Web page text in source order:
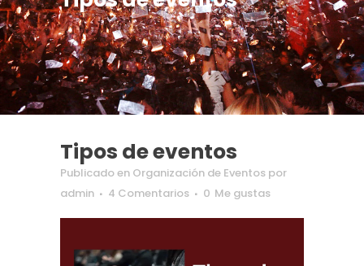
Tipos de eventos
Publicadoen Organización de Eventos por
admin
4 Comentarios 0 Me gustas